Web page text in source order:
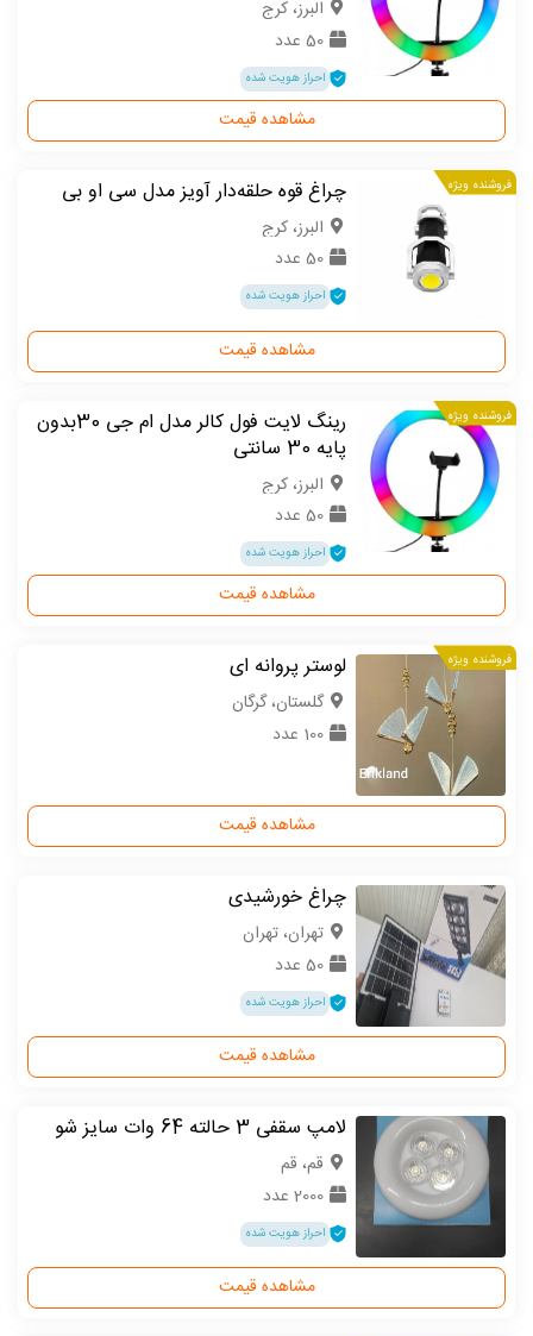
البرز، کرج
50 عدد
احراز هویت شده
مشاهده قیمت
فروشنده ویژه چراغ قوه حلقه‌دار آویز مدل سی او بی
البرز، کرج
50 عدد
احراز هویت شده
مشاهده قیمت
فروشنده ویژه
رینگ لایت فول کالر مدل ام جی 30بدون
پایه 30 سانتی
البرز، کرج
50 عدد
احراز هویت شده
مشاهده قیمت
فروشنده ویژه لوستر پروانه ای
گلستان، گرگان
100 عدد
مشاهده قیمت
چراغ خورشیدی
تهران، تهران
50 عدد
احراز هویت شده
مشاهده قیمت
لامپ سقفی 3 حالته 64 وات سایز شو
قم، قم
2000 عدد
احراز هویت شده
مشاهده قیمت